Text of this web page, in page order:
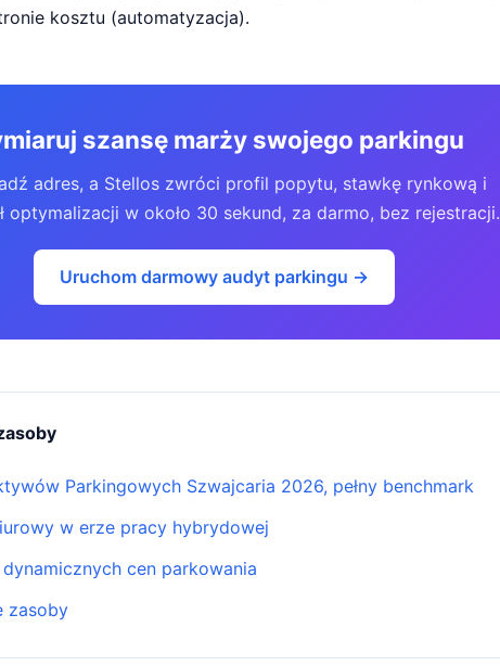
kosztu (automatyzacja).
szansę marży swojego parkingu
adres, a Stellos zwróci profil popytu, stawkę rynkową i
optymalizacji w około 30 sekund, za darmo, bez rejestracji.
Uruchom darmowy audyt parkingu →
Parkingowych Szwajcaria 2026, pełny benchmark
w erze pracy hybrydowej
cen parkowania
zasoby